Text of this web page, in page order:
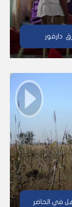
دارفور
في الحاضر